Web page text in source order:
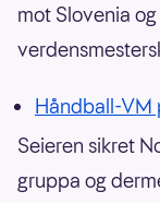
mot Slovenia
Håndball-VM
Seieren sikret
gruppa og